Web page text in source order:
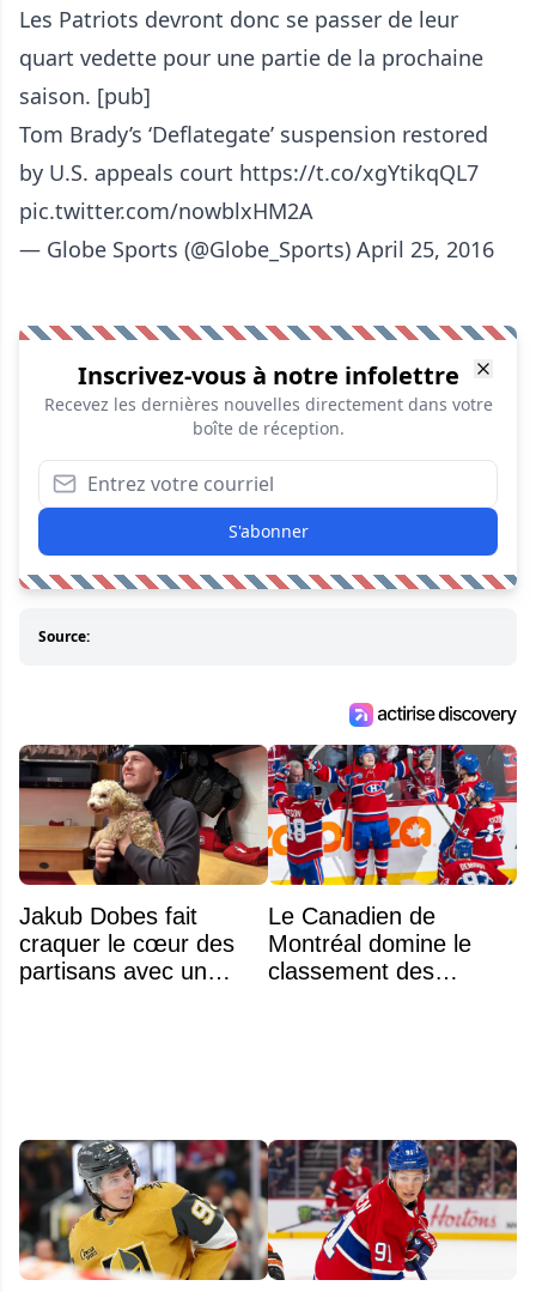
Les Patriots devront donc se passer de leur
quart vedette pour une partie de la prochaine
saison. [pub]
Tom Brady’s ‘Deflategate’ suspension restored
by U.S. appeals court https://t.co/xgYtikqQL7
pic.twitter.com/nowblxHM2A
— Globe Sports (@Globe_Sports) April 25, 2016
Inscrivez-vous à notre infolettre
Recevez les dernières nouvelles directement dans votre
boîte de réception.
S'abonner
Source:
Jakub Dobes fait
craquer le cœur des
partisans avec un
Le Canadien de
Montréal domine le
classement des